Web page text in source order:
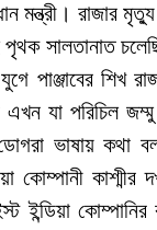
মন্ত্রী। রাজার
পৃথক সালতানাত
পাঞ্জাবের শিখ
যা পরিচিল জম্মু
ভাষায় কথা
কোম্পানী
ইন্ডিয়া